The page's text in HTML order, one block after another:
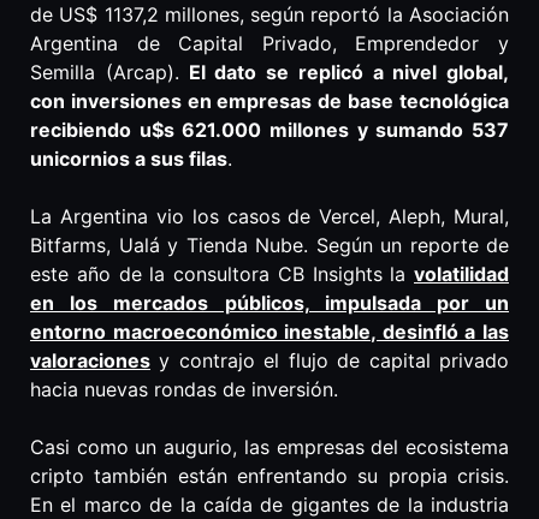
de US$ 1137,2 millones, según reportó la Asociación
Argentina de Capital Privado, Emprendedor y
Semilla (Arcap). El dato se replicó a nivel global,
con inversiones en empresas de base tecnológica
recibiendo u$s 621.000 millones y sumando 537
unicornios a sus filas.
La Argentina vio los casos de Vercel, Aleph, Mural,
Bitfarms, Ualá y Tienda Nube. Según un reporte de
este año de la consultora CB Insights la volatilidad
en los mercados públicos, impulsada por un
entorno macroeconómico inestable, desinfló a las
valoraciones y contrajo el flujo de capital privado
hacia nuevas rondas de inversión.
Casi como un augurio, las empresas del ecosistema
cripto también están enfrentando su propia crisis.
En el marco de la caída de gigantes de la industria